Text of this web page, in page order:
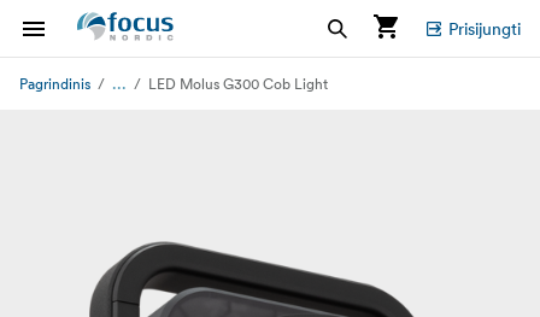
Prisijungti
Pagrindinis ... LED Molus G300 Cob Light